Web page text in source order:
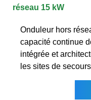
réseau 15 kW
Onduleur hors
capacité continue
intégrée et
les sites de